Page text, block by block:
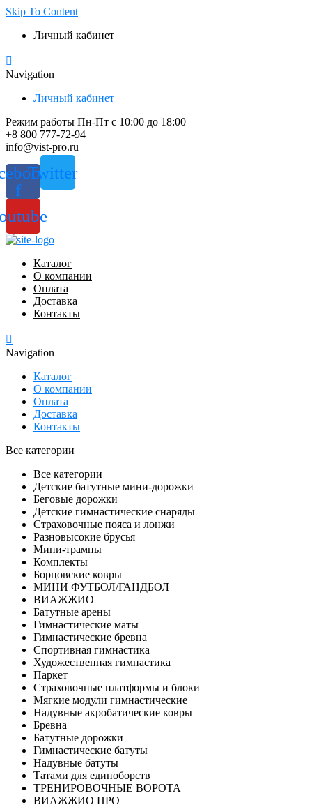
Skip To Content
Личный кабинет
Navigation
Личный кабинет
Режим работы Пн-Пт с 10:00 до 18:00
+8 800 777-72-94
info@vist-pro.ru
f
Twitter
Каталог
О компании
Оплата
Доставка
Контакты
Navigation
Каталог
О компании
Оплата
Доставка
Контакты
Все категории
Все категории
Детские батутные мини-дорожки
Беговые дорожки
Детские гимнастические снаряды
Страховочные пояса и лонжи
Разновысокие брусья
Мини-трампы
Комплекты
Борцовские ковры
МИНИ ФУТБОЛ/ГАНДБОЛ
ВИАЖЖИО
Батутные арены
Гимнастические маты
Гимнастические бревна
Спортивная гимнастика
Художественная гимнастика
Паркет
Страховочные платформы и блоки
Мягкие модули гимнастические
Надувные акробатические ковры
Бревна
Батутные дорожки
Гимнастические батуты
Надувные батуты
Татами для единоборств
ТРЕНИРОВОЧНЫЕ ВОРОТА
ВИАЖЖИО ПРО